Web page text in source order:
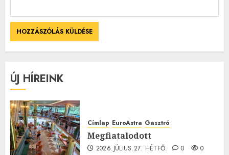
ÚJ HÍREINK
Címlap EuroAstra Gasztró
Megfiatalodott
2026.JÚLIUS.27. HÉTFŐ. 0 0